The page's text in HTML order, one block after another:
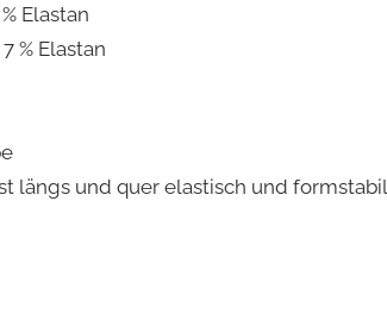
g
Elastan
% Elastan
längs und quer elastisch und formstabil